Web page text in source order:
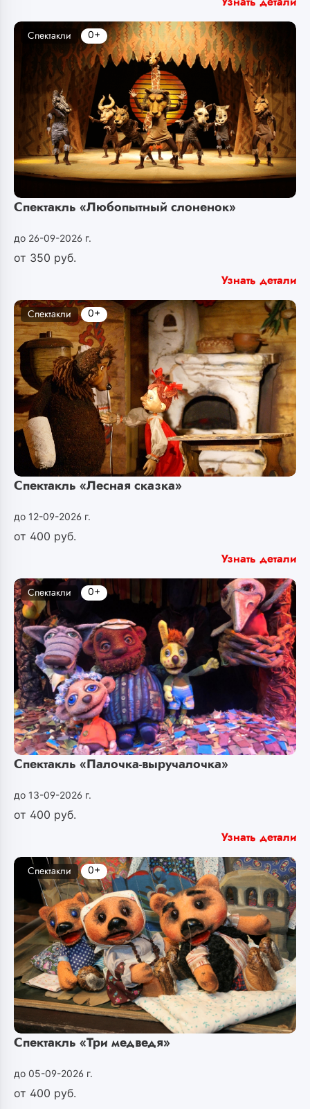
Спектакль «Любопытный слоненок»
до 26-09-2026 г.
от 350 руб.
Спектакли 0+
Узнать детали
Спектакль «Лесная сказка»
до 12-09-2026 г.
от 400 руб.
Спектакли 0+
Узнать детали
Спектакль «Палочка-выручалочка»
до 13-09-2026 г.
от 400 руб.
Спектакли 0+
Узнать детали
Спектакль «Три медведя»
до 05-09-2026 г.
от 400 руб.
Спектакли 0+